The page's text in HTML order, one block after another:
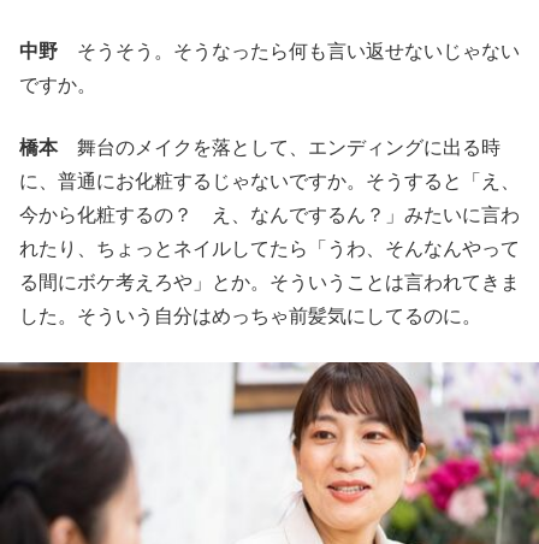
中野 そうそう。そうなったら何も言い返せないじゃない
ですか。
橋本舞台のメイクを落として、エンディングに出る時
に、普通にお化粧するじゃないですか。そうすると「え、
今から化粧するの？ え、なんでするん？」みたいに言わ
れたり、ちょっとネイルしてたら「うわ、そんなんやって
る間にボケ考えろや」とか。そういうことは言われてきま
した。そういう自分はめっちゃ前髪気にしてるのに。